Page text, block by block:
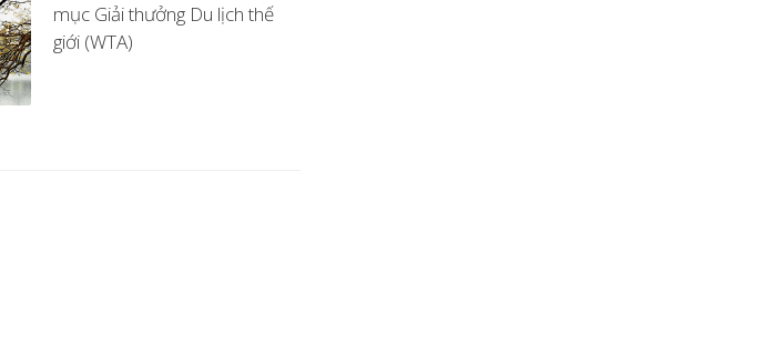
mục Giải thưởng Du lịch thế
giới (WTA)